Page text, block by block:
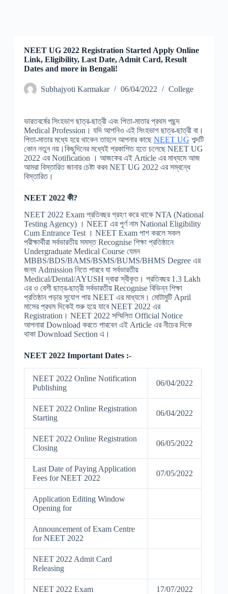
NEET UG 2022 Registration Started Apply Online
Link, Eligibility, Last Date, Admit Card, Result
Dates and more in Bengali!
Subhajyoti Karmakar 06/04/2022 College
ভারতবর্ষের সিংহভাগ ছাত্র-ছাত্রী এবং পিতা-মাতার প্রথম পছন্দ
Medical Profession। যদি আপনিও এই সিংহভাগ ছাত্র-ছাত্রী বা।
পিতা-মাতার মধ্যে হয়ে থাকেন তাহলে আপনার কাছে NEET UG শব্দটি
কোন নতুন নয়।কিছুদিনের মধ্যেই প্রকাশিত হতে চলেছে NEET UG
2022 এর Notification । আজকের এই Article এর মাধ্যমে আজ
আমরা বিস্তারিত জানার চেষ্টা করব NET UG 2022 এর সম্বন্ধে
বিস্তারিত।
NEET 2022 কী?
NEET 2022 Exam প্রতিবছর গ্রহণ করে থাকে NTA (National
Testing Agency) । NEET এর পূর্ণ নাম National Eligibility
Cum Entrance Test । NEET Exam পাশ করলে সকল
পরীক্ষার্থীরা সর্বভারতীয় সমস্ত Recognise শিক্ষা প্রতিষ্ঠানে
Undergraduate Medical Course যেমন
MBBS/BDS/BAMS/BSMS/BUMS/BHMS Degree এর
জন্য Admission নিতে পারবে যা সর্বভারতীয়
Medical/Dental/AYUSH দ্বারা স্বীকৃত। প্রতিবছর 1.3 Lakh
এর ও বেশী ছাত্র-ছাত্রী সর্বভারতীয় Recognise বিভিন্ন শিক্ষা
প্রতিষ্ঠান পড়ার সুযোগ পায় NEET এর মাধ্যমে। মোটামুটি April
মাসের প্রথম দিকেই শুরু হয়ে যাবে NEET 2022 এর
Registration। NEET 2022 সম্মিলিত Official Notice
আপনারা Download করতে পারবেন এই Article এর নীচের দিকে
থাকা Download Section এ।
NEET 2022 Important Dates :-
NEET 2022 Online Notification
Publishing
06/04/2022
NEET 2022 Online Registration
Starting
06/04/2022
NEET 2022 Online Registration
Closing
06/05/2022
Last Date of Paying Application
Fees for NEET 2022
07/05/2022
Application Editing Window
Opening for
Announcement of Exam Centre
for NEET 2022
NEET 2022 Admit Card
Releasing
NEET 2022 Exam 17/07/2022